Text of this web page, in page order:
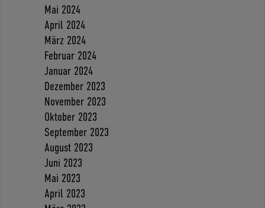
Mai 2024
April 2024
März 2024
Februar 2024
Januar 2024
Dezember 2023
November 2023
Oktober 2023
September 2023
August 2023
Juni 2023
Mai 2023
April 2023